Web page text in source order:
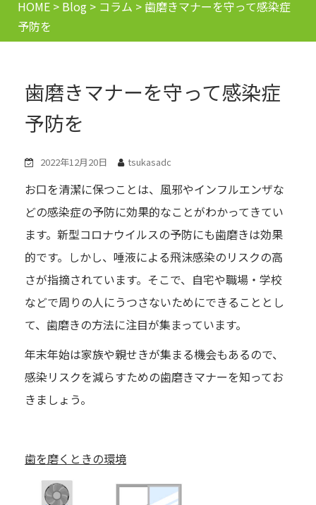
HOME > Blog > コラム >歯磨きマナーを守って感染症
予防を
歯磨きマナーを守って感染症
予防を
2022年12月20日 tsukasadc
お口を清潔に保つことは、風邪やインフルエンザな
どの感染症の予防に効果的なことがわかってきてい
ます。新型コロナウイルスの予防にも歯磨きは効果
的です。しかし、唾液による飛沫感染のリスクの高
さが指摘されています。そこで、自宅や職場・学校
などで周りの人にうつさないためにできることとし
て、歯磨きの方法に注目が集まっています。
年末年始は家族や親せきが集まる機会もあるので、
感染リスクを減らすための歯磨きマナーを知ってお
きましょう。
歯を磨くときの環境